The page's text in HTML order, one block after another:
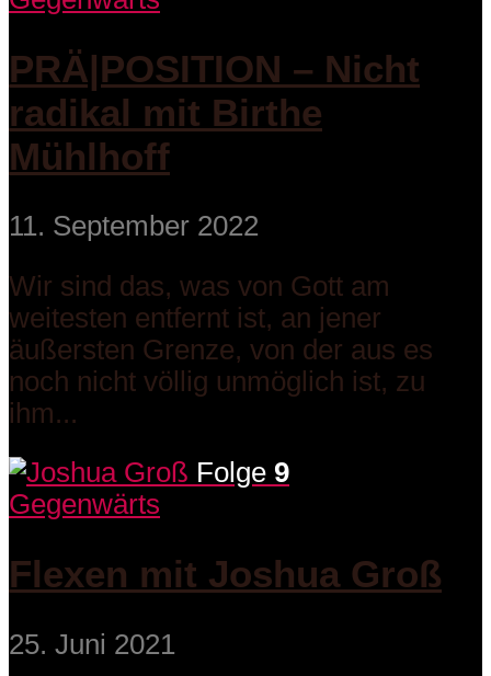
PRÄ|POSITION – Nicht
radikal mit Birthe
Mühlhoff
11. September 2022
Wir sind das, was von Gott am
weitesten entfernt ist, an jener
äußersten Grenze, von der aus es
noch nicht völlig unmöglich ist, zu
ihm...
Folge 9
Gegenwärts
Flexen mit Joshua Groß
25. Juni 2021